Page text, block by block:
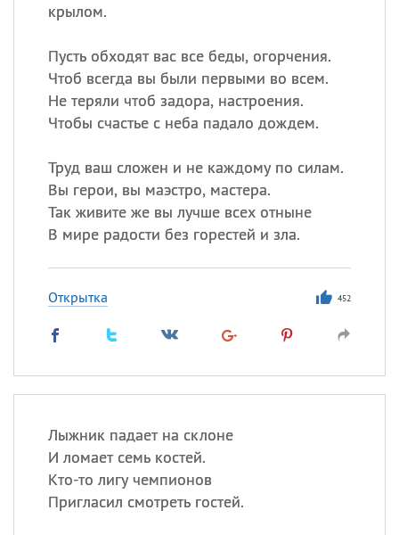
крылом.
Пусть обходят вас все беды, огорчения.
Чтоб всегда вы были первыми во всем.
Не теряли чтоб задора, настроения.
Чтобы счастье с неба падало дождем.
Труд ваш сложен и не каждому по силам.
Вы герои, вы маэстро, мастера.
Так живите же вы лучше всех отныне
В мире радости без горестей и зла.
Открытка 452
Лыжник падает на склоне
И ломает семь костей.
Кто-то лигу чемпионов
Пригласил смотреть гостей.